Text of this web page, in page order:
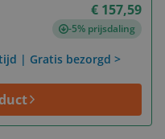
€ 157,59
-5% prijsdaling
| Gratis bezorgd >